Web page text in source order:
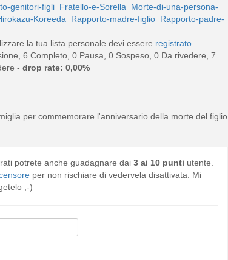
genitori-figli Fratello-e-Sorella
Morte-di-una-persona-
Koreeda Rapporto-madre-figlio Rapporto-padre-
la tua lista personale devi essere registrato
6 Completo, 0 Pausa, 0 Sospeso, 0 Da rivedere, 7
- drop rate: 0,00%
per commemorare l'anniversario della morte del figlio
potrete anche guadagnare dai 3 ai 10 punti utente.
per non rischiare di vedervela disattivata. Mi
;-)